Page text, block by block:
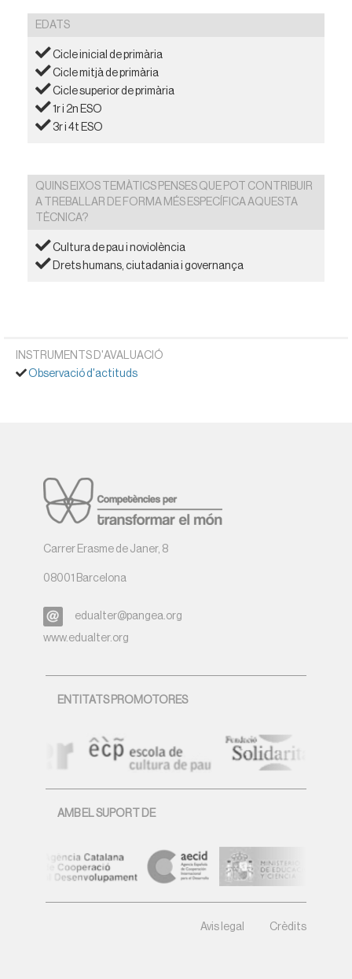
EDATS
Cicle inicial de primària
Cicle mitjà de primària
Cicle superior de primària
1r i 2n ESO
3r i 4t ESO
QUINS EIXOS TEMÀTICS PENSES QUE POT CONTRIBUIR
A TREBALLAR DE FORMA MÉS ESPECÍFICA AQUESTA
TÈCNICA?
Cultura de pau i noviolència
Drets humans, ciutadania i governança
INSTRUMENTS D'AVALUACIÓ
Observació d'actituds
Carrer Erasme de Janer, 8
08001 Barcelona
edualter@pangea.org
www.edualter.org
ENTITATS PROMOTORES
AMB EL SUPORT DE
Avis legal Crèdits